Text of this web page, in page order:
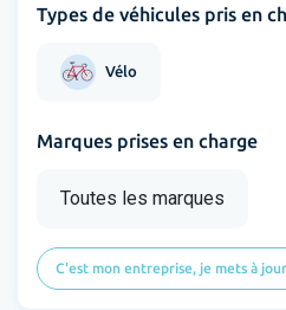
Types de véhicules pris en
Vélo
Marques prises en charge
Toutes les marques
C'est mon entreprise, je mets à